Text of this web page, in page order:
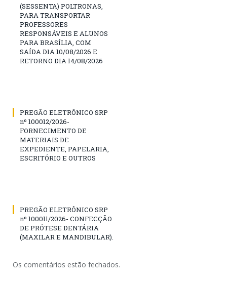
(SESSENTA) POLTRONAS,
PARA TRANSPORTAR
PROFESSORES
RESPONSÁVEIS E ALUNOS
PARA BRASÍLIA, COM
SAÍDA DIA 10/08/2026 E
RETORNO DIA 14/08/2026
PREGÃO ELETRÔNICO SRP
nº 100012/2026-
FORNECIMENTO DE
MATERIAIS DE
EXPEDIENTE, PAPELARIA,
ESCRITÓRIO E OUTROS
PREGÃO ELETRÔNICO SRP
nº 100011/2026- CONFECÇÃO
DE PRÓTESE DENTÁRIA
(MAXILAR E MANDIBULAR).
Os comentários estão fechados.